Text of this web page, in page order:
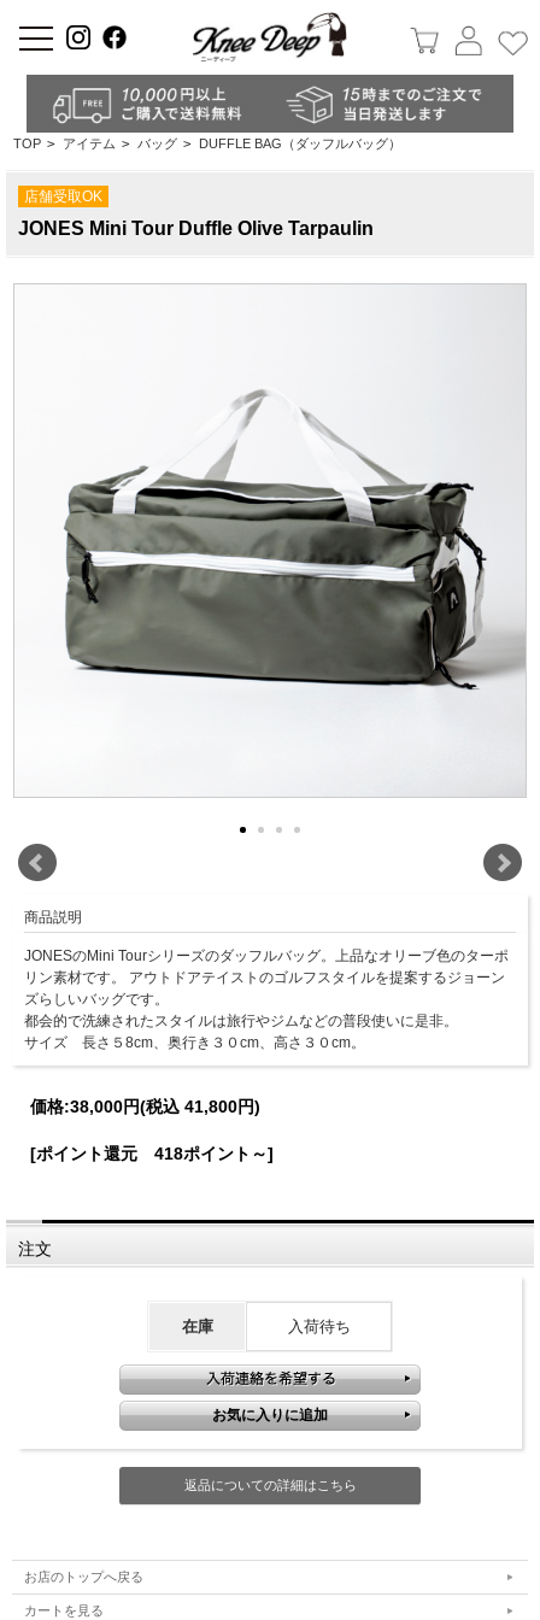
a
TOP > アイテム > バッグ > DUFFLE BAG（ダッフルバッグ）
店舗受取OK
JONES Mini Tour Duffle Olive Tarpaulin
商品説明
JONESのMini Tourシリーズのダッフルバッグ。上品なオリーブ色のターポ
リン素材です。 アウトドアテイストのゴルフスタイルを提案するジョーン
ズらしいバッグです。
都会的で洗練されたスタイルは旅行やジムなどの普段使いに是非。
サイズ 長さ５8cm、奥行き３０cm、高さ３０cm。
価格:38,000円(税込 41,800円)
[ポイント還元 418ポイント～]
注文
在庫 入荷待ち
返品についての詳細はこちら
お店のトップへ戻る
カートを見る